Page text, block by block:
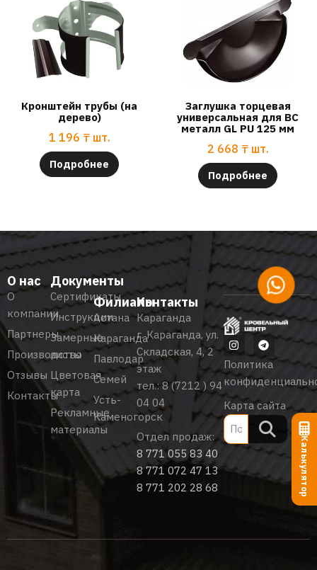
Кронштейн трубы (на
дерево)
1 196 ₸ шт.
Подробнее
Заглушка торцевая
универсальная для ВС
металл GL PU 125 мм
2 668 ₸ шт.
Подробнее
О нас
О
компании
Партнеры
Производство
Отзывы
Контакты
Документы
Сертификаты
Инструкции
Замерные
листы
Цветовая
карта
Рекламные
материалы
Филиалы
Астана
Караганда
Павлодар
Семей
Усть-
Каменогорск
Контакты
Караганда
г. Караганда, ул.
Складская, 4, 2
этаж
тел.:8 (7212 ) 94
04 04
Отдел продаж:
8 771 055 83 40
8 771 072 47 13
8 771 202 28 68
Политика
Карта сайта
Калькулятор